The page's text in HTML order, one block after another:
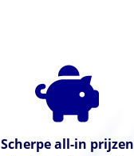
Scherpe all-in prijzen